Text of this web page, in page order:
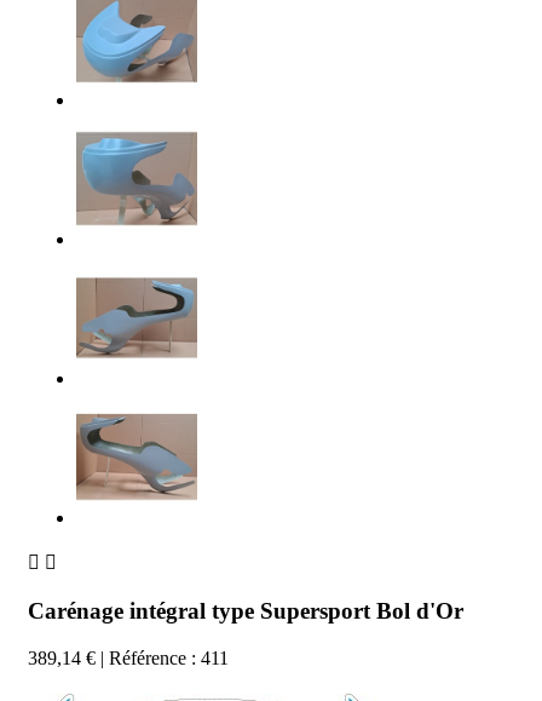
 
Carénage intégral type Supersport Bol d'Or
389,14 € | Référence : 411